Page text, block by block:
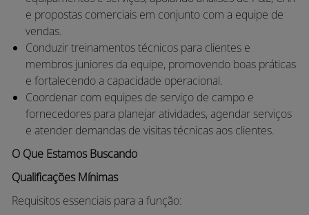
e propostas comerciais em conjunto com a equipe de
vendas.
Conduzir treinamentos técnicos para clientes e
membros juniores da equipe, promovendo boas práticas
e fortalecendo a capacidade operacional.
Coordenar com equipes de serviço de campo e
fornecedores para planejar atividades, agendar serviços
e atender demandas de visitas técnicas aos clientes.
O Que Estamos Buscando
Qualificações Mínimas
Requisitos essenciais para a função: